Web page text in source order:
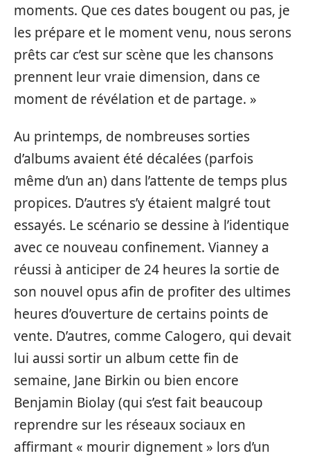
moments. Que ces dates bougent ou pas, je
les prépare et le moment venu, nous serons
prêts car c’est sur scène que les chansons
prennent leur vraie dimension, dans ce
moment de révélation et de partage. »
Au printemps, de nombreuses sorties
d’albums avaient été décalées (parfois
même d’un an) dans l’attente de temps plus
propices. D’autres s’y étaient malgré tout
essayés. Le scénario se dessine à l’identique
avec ce nouveau confinement. Vianney a
réussi à anticiper de 24 heures la sortie de
son nouvel opus afin de profiter des ultimes
heures d’ouverture de certains points de
vente. D’autres, comme Calogero, qui devait
lui aussi sortir un album cette fin de
semaine, Jane Birkin ou bien encore
Benjamin Biolay (qui s’est fait beaucoup
reprendre sur les réseaux sociaux en
affirmant « mourir dignement » lors d’un